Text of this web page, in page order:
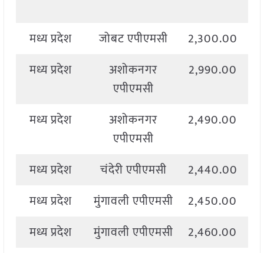
मध्य प्रदेश जोबट एपीएमसी 2,300.00
मध्य प्रदेश
अशोकनगर
एपीएमसी
2,990.00
मध्य प्रदेश
अशोकनगर
एपीएमसी
2,490.00
मध्य प्रदेश चंदेरी एपीएमसी 2,440.00
मध्य प्रदेश
मुंगावली एपीएमसी 2,450.00
मध्य प्रदेश
मुंगावली एपीएमसी 2,460.00